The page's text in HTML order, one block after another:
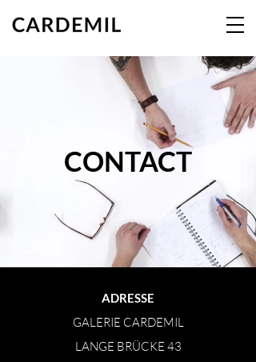
GALERIE
CARDEMIL
CONTACT
ADRESSE
GALERIE CARDEMIL
LANGE BRÜCKE 43